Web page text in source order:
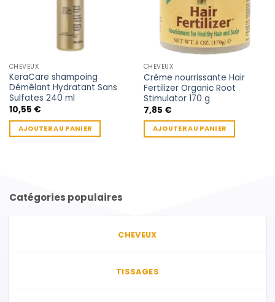
CHEVEUX
KeraCare shampoing
Démêlant Hydratant Sans
Sulfates 240 ml
10,55 €
AJOUTER AU PANIER
CHEVEUX
Crème nourrissante Hair
Fertilizer Organic Root
Stimulator 170 g
7,85 €
AJOUTER AU PANIER
Catégories populaires
CHEVEUX
TISSAGES